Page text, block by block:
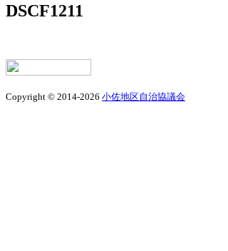
DSCF1211
Copyright © 2014-2026 小佐地区自治協議会